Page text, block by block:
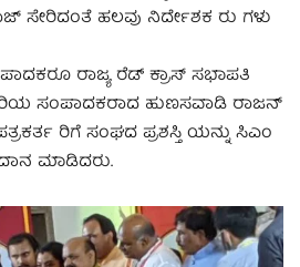
ಸೇರಿದಂತೆ ಹಲವು ನಿರ್ದೇಶಕ ರು ಗಳು
ರಾಜ್ಯ ರೆಡ್ ಕ್ರಾಸ್ ಸಭಾಪತಿ
ಸಂಪಾದಕರಾದ ಹುಣಸವಾಡಿ ರಾಜನ್
ರಿಗೆ ಸಂಘದ ಪ್ರಶಸ್ತಿ ಯನ್ನು ಸಿಎಂ
ಮಾಡಿದರು.